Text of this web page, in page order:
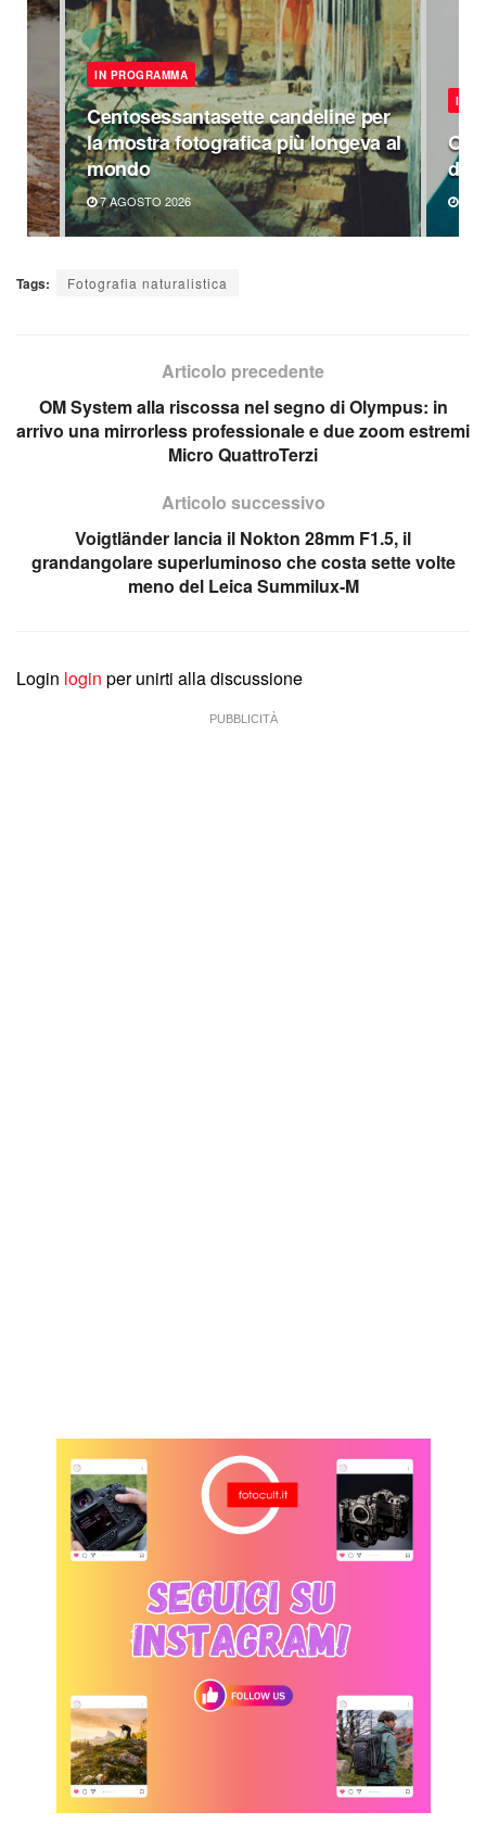
IN PROGRAMMA
Centosessantasette candeline per
la mostra fotografica più longeva al
mondo
7 AGOSTO 2026
IN
di
6
Tags: Fotografia naturalistica
Articolo precedente
OM System alla riscossa nel segno di Olympus: in
arrivo una mirrorless professionale e due zoom estremi
Micro QuattroTerzi
Articolo successivo
Voigtländer lancia il Nokton 28mm F1.5, il
grandangolare superluminoso che costa sette volte
meno del Leica Summilux-M
Login login per unirti alla discussione
PUBBLICITÀ